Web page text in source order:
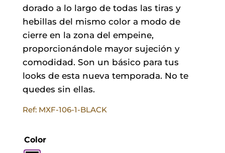
dorado a lo largo de todas las tiras y
hebillas del mismo color a modo de
cierre en la zona del empeine,
proporcionándole mayor sujeción y
comodidad. Son un básico para tus
looks de esta nueva temporada. No te
quedes sin ellas.
Ref: MXF-106-1-BLACK
Color